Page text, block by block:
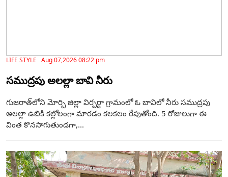
LIFE STYLE Aug 07,2026 08:22 pm
సముద్రపు అలల్లా బావి నీరు
గుజరాత్‌లోని మోర్బి జిల్లా విర్పర్దా గ్రామంలో ఓ బావిలో నీరు సముద్రపు
అలల్లా ఉబికి కల్లోలంగా మారడం కలకలం రేపుతోంది. 5 రోజులుగా ఈ
వింత కొనసాగుతుండగా,...